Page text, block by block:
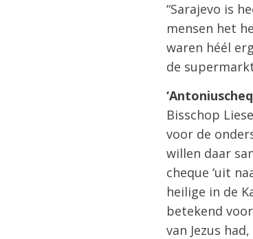
“Sarajevo is
mensen het
waren héél
de
Bisschop
voor de
willen daar
cheque ‘uit
heilige in de
betekend
van Jezus